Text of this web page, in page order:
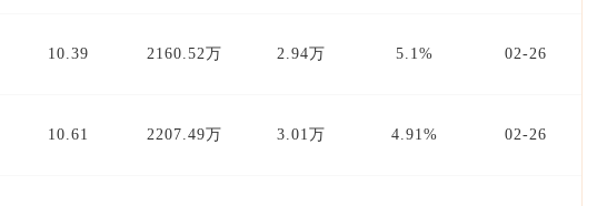
10.39 2160.52万 2.94万 5.1% 02-26
10.61 2207.49万 3.01万 4.91% 02-26